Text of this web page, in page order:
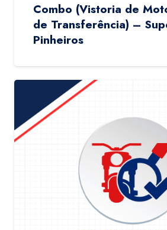
Combo (Vistoria de
de Transferência) –
Pinheiros